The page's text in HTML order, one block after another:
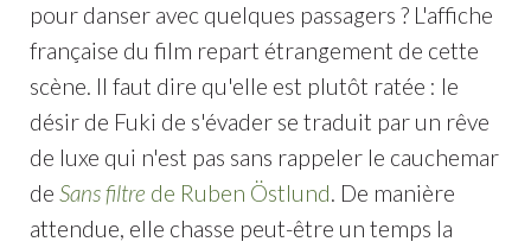
pour danser avec quelques passagers ? L'affiche
française du film repart étrangement de cette
scène. Il faut dire qu'elle est plutôt ratée : le
désir de Fuki de s'évader se traduit par un rêve
de luxe qui n'est pas sans rappeler le cauchemar
de Sans filtre de Ruben Östlund. De manière
attendue, elle chasse peut-être un temps la